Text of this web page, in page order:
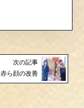
次の記事
赤ら顔の改善